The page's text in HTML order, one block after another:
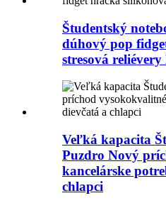
Študentský
dúhový pop
stresová
Veľká kapacita
Puzdro Nový
kancelárske
chlapci